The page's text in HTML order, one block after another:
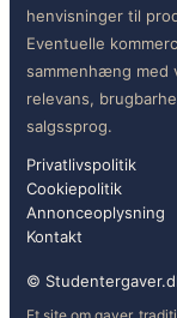
henvisninger til
Eventuelle
sammenhæng med
relevans,
salgssprog.
Privatlivspolitik
Cookiepolitik
Annonceoplysning
Kontakt
©